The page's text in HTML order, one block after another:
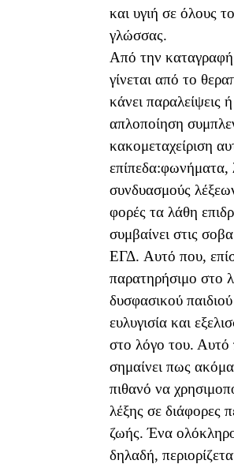
και υγιή σε όλους
γλώσσας.
Από την καταγραφή
γίνεται από το
κάνει παραλείψεις
απλοποίηση
κακομεταχείριση
επίπεδα׃ φωνήματα, λέξεις , συμπλέγματα,
συνδυασμούς
φορές τα λάθη
συμβαίνει στις
ΕΓΔ. Αυτό που,
παρατηρήσιμο στο
δυσφασικού
ευλυγισία και
στο λόγο του.
σημαίνει πως ακόμα
πιθανό να
λέξης σε διάφορες
ζωής. Ένα
δηλαδή,